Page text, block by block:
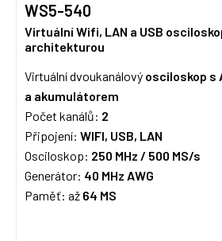
WS5-540
Virtuální Wifi, LAN a USB
architekturou
Virtuální dvoukanálový osciloskop s
a akumulátorem
Počet kanálů: 2
Připojení: WIFI, USB, LAN
Osciloskop: 250 MHz / 500 MS/s
Generátor: 40 MHz AWG
Paměť: až 64 MS